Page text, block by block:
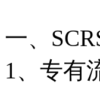
一、
1、专有